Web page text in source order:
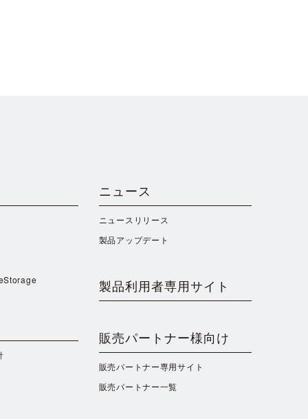
ニュース
ニュースリリース
製品アップデート
製品利用者専用サイト
販売パートナー様向け
販売パートナー専用サイト
販売パートナー一覧